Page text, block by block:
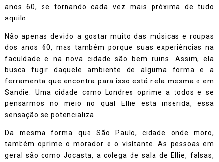
anos 60, se tornando cada vez mais próxima de tudo
aquilo.
Não apenas devido a gostar muito das músicas e roupas
dos anos 60, mas também porque suas experiências na
faculdade e na nova cidade são bem ruins. Assim, ela
busca fugir daquele ambiente de alguma forma e a
ferramenta que encontra para isso está nela mesma e em
Sandie. Uma cidade como Londres oprime a todos e se
pensarmos no meio no qual Ellie está inserida, essa
sensação se potencializa.
Da mesma forma que São Paulo, cidade onde moro,
também oprime o morador e o visitante. As pessoas em
geral são como Jocasta, a colega de sala de Ellie, falsas,